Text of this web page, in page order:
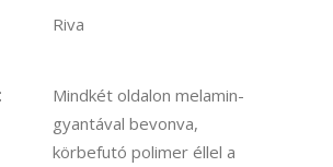
Riva
Mindkét oldalon melamin-
gyantával bevonva,
körbefutó polimer éllel a